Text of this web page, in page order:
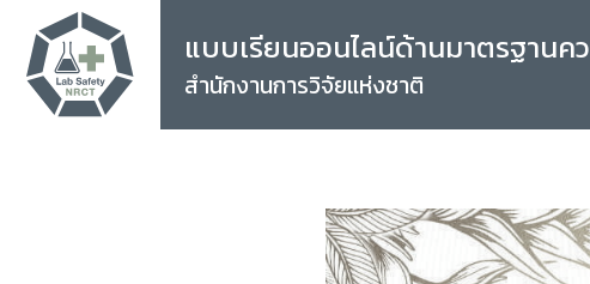
แบบเรียนออนไลน์ด้านมาตรฐาน
สำนักงานการวิจัยแห่งชาติ